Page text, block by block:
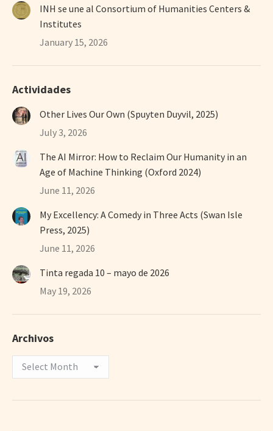
INH se une al Consortium of Humanities Centers &
Institutes
January 15, 2026
Actividades
Other Lives Our Own (Spuyten Duyvil, 2025)
July 3, 2026
The AI Mirror: How to Reclaim Our Humanity in an
Age of Machine Thinking (Oxford 2024)
June 11, 2026
My Excellency: A Comedy in Three Acts (Swan Isle
Press, 2025)
June 11, 2026
Tinta regada 10 – mayo de 2026
May 19, 2026
Archivos
Archivos